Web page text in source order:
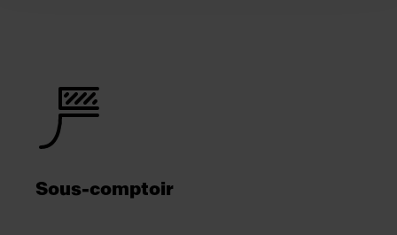
Sous-comptoir